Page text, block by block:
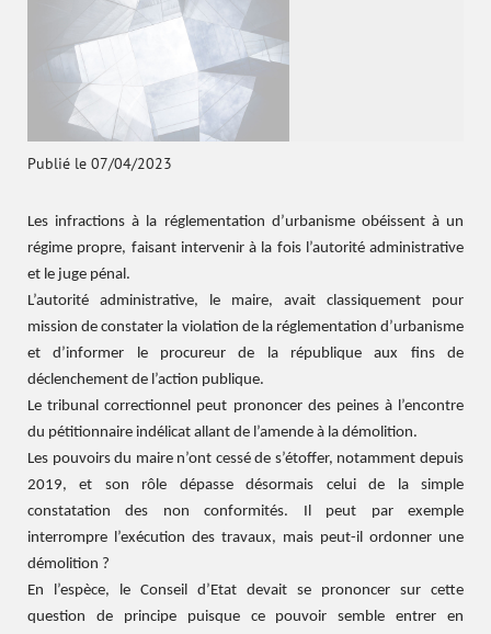
Publié le 07/04/2023
Les infractions à la réglementation d’urbanisme obéissent à un
régime propre, faisant intervenir à la fois l’autorité administrative
et le juge pénal.
L’autorité administrative, le maire, avait classiquement pour
mission de constater la violation de la réglementation d’urbanisme
et d’informer le procureur de la république aux fins de
déclenchement de l’action publique.
Le tribunal correctionnel peut prononcer des peines à l’encontre
du pétitionnaire indélicat allant de l’amende à la démolition.
Les pouvoirs du maire n’ont cessé de s’étoffer, notamment depuis
2019, et son rôle dépasse désormais celui de la simple
constatation des non conformités. Il peut par exemple
interrompre l’exécution des travaux, mais peut-il ordonner une
démolition ?
En l’espèce, le Conseil d’Etat devait se prononcer sur cette
question de principe puisque ce pouvoir semble entrer en